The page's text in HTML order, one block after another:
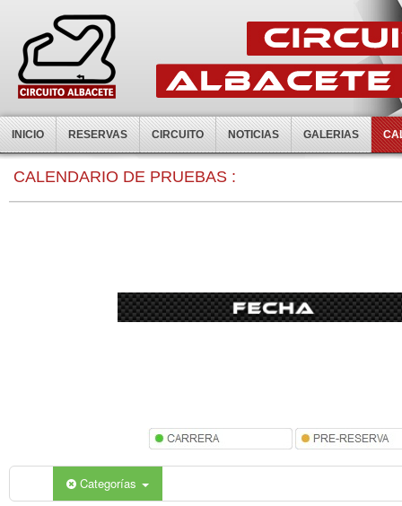
INICIO RESERVAS CIRCUITO NOTICIAS GALERIAS
CALENDARIO DE PRUEBAS :
Categorías
0:00